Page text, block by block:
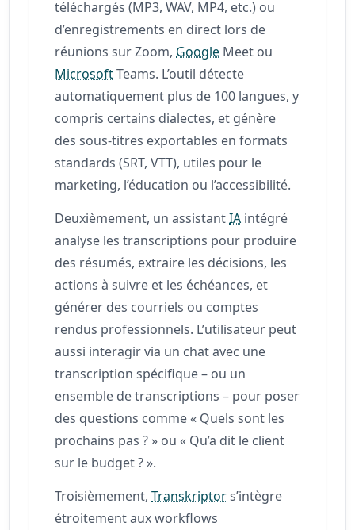
téléchargés (MP3, WAV, MP4, etc.) ou
d’enregistrements en direct lors de
réunions sur Zoom, Google Meet ou
MicrosoftTeams. L’outil détecte
automatiquement plus de 100 langues, y
compris certains dialectes, et génère
des sous-titres exportables en formats
standards (SRT, VTT), utiles pour le
marketing, l’éducation ou l’accessibilité.
Deuxièmement, un assistantIA intégré
analyse les transcriptions pour produire
des résumés, extraire les décisions, les
actions à suivre et les échéances, et
générer des courriels ou comptes
rendus professionnels. L’utilisateur peut
aussi interagir via un chat avec une
transcription spécifique – ou un
ensemble de transcriptions – pour poser
des questions comme « Quels sont les
prochains pas ? » ou « Qu’a dit le client
sur le budget ? ».
Troisièmement,Transkriptors’intègre
étroitement aux workflows